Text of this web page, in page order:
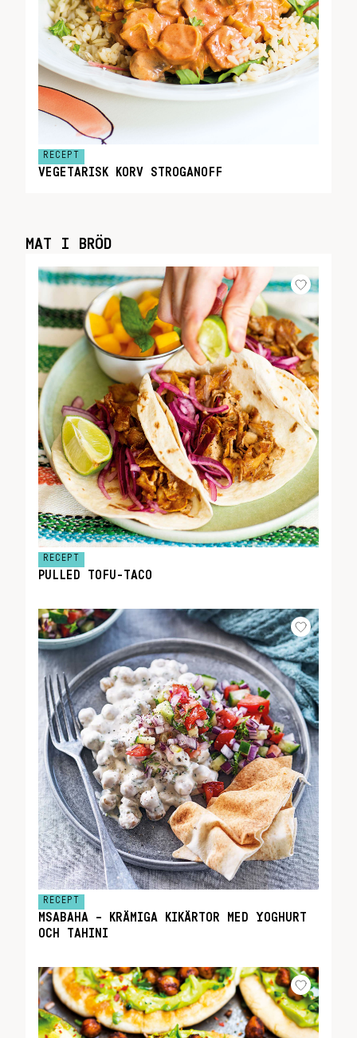
RECEPT
VEGETARISK KORV STROGANOFF
MAT I BRÖD
RECEPT
PULLED TOFU-TACO
RECEPT
MSABAHA – KRÄMIGA KIKÄRTOR MED YOGHURT
OCH TAHINI